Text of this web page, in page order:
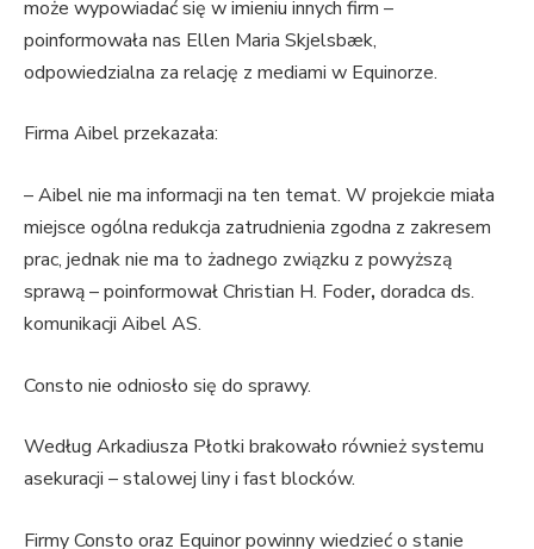
może wypowiadać się w imieniu innych firm –
poinformowała nas Ellen Maria Skjelsbæk,
odpowiedzialna za relację z mediami w Equinorze.
Firma Aibel przekazała:
– Aibel nie ma informacji na ten temat. W projekcie miała
miejsce ogólna redukcja zatrudnienia zgodna z zakresem
prac, jednak nie ma to żadnego związku z powyższą
sprawą – poinformował Christian H. Foder, doradca ds.
komunikacji Aibel AS.
Consto nie odniosło się do sprawy.
Według Arkadiusza Płotki brakowało również systemu
asekuracji – stalowej liny i fast blocków.
Firmy Consto oraz Equinor powinny wiedzieć o stanie